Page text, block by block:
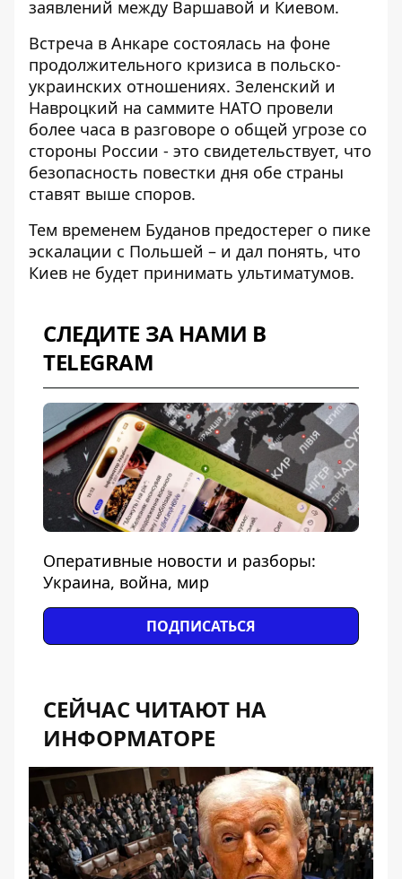
заявлений между Варшавой и Киевом.
Встреча в Анкаре состоялась на фоне
продолжительного кризиса в польско-
украинских отношениях. Зеленский и
Навроцкий на саммите НАТО провели
более часа в разговоре о общей угрозе со
стороны России - это свидетельствует, что
безопасность повестки дня обе страны
ставят выше споров.
Тем временем Буданов предостерег о пике
эскалации с Польшей – и дал понять, что
Киев не будет принимать ультиматумов.
СЛЕДИТЕ ЗА НАМИ В
TELEGRAM
Оперативные новости и разборы:
Украина, война, мир
ПОДПИСАТЬСЯ
СЕЙЧАС ЧИТАЮТ НА
ИНФОРМАТОРЕ